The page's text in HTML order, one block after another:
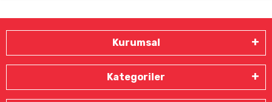
Kurumsal
Kategoriler